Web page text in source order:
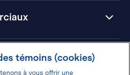
témoins (cookies)
à vous offrir une